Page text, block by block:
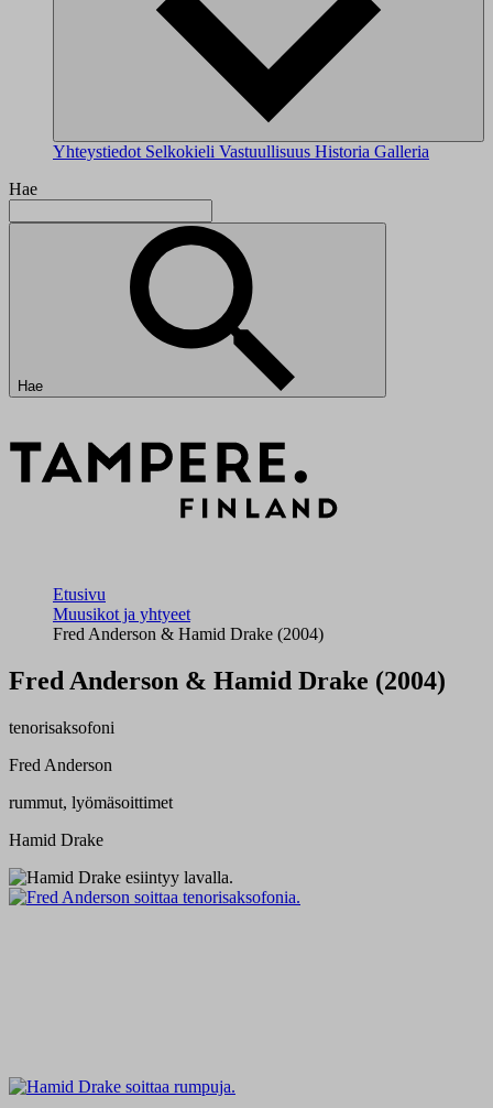
Yhteystiedot Selkokieli Vastuullisuus Historia Galleria
Hae
Hae
Etusivu
Muusikot ja yhtyeet
Fred Anderson & Hamid Drake (2004)
Fred Anderson & Hamid Drake (2004)
tenorisaksofoni
Fred Anderson
rummut, lyömäsoittimet
Hamid Drake